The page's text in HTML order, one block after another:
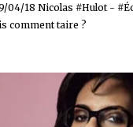
04/18 Nicolas #Hulot -
comment taire ?